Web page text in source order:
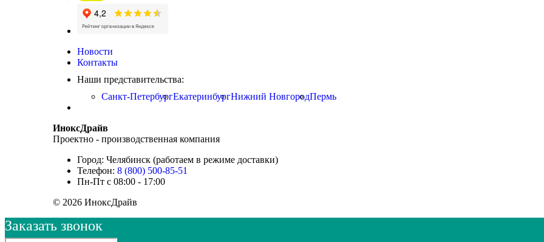
Новости
Контакты
Наши представительства:
Санкт-ПетербургЕкатеринбургНижний НовгородПермь
ИноксДрайв
Проектно - производственная компания
Город: Челябинск (работаем в режиме доставки)
Телефон: 8 (800) 500-85-51
Пн-Пт с 08:00 - 17:00
© 2026 ИноксДрайв
Заказать звонок